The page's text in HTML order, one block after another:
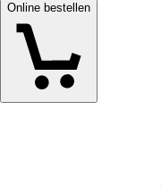
Online bestellen